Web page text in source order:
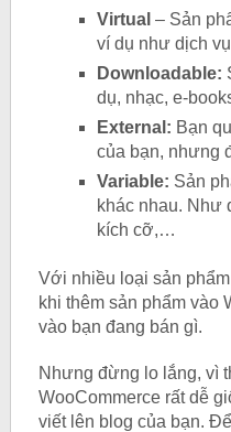
Virtual – Sản
ví dụ như dịch vụ
Downloadable:
dụ, nhạc, e-
External: Bạn
của bạn, nhưng
Variable: Sản
khác nhau. Như
kích cỡ,…
Với nhiều loại sản
khi thêm sản phẩm vào
vào bạn đang bán gì.
Nhưng đừng lo lắng, vì
WooCommerce rất dễ
viết lên blog của bạn.